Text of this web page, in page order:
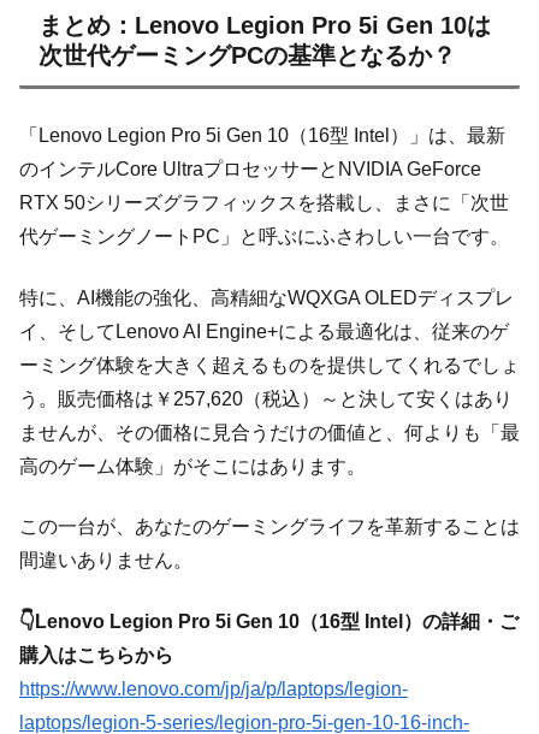
まとめ：Lenovo Legion Pro 5i Gen 10は
次世代ゲーミングPCの基準となるか？
「Lenovo Legion Pro 5i Gen 10（16型 Intel）」は、最新
のインテルCore UltraプロセッサーとNVIDIA GeForce
RTX 50シリーズグラフィックスを搭載し、まさに「次世
代ゲーミングノートPC」と呼ぶにふさわしい一台です。
特に、AI機能の強化、高精細なWQXGA OLEDディスプレ
イ、そしてLenovo AI Engine+による最適化は、従来のゲ
ーミング体験を大きく超えるものを提供してくれるでしょ
う。販売価格は￥257,620（税込）～と決して安くはあり
ませんが、その価格に見合うだけの価値と、何よりも「最
高のゲーム体験」がそこにはあります。
この一台が、あなたのゲーミングライフを革新することは
間違いありません。
👇Lenovo Legion Pro 5i Gen 10（16型 Intel）の詳細・ご
購入はこちらから
https://www.lenovo.com/jp/ja/p/laptops/legion-
laptops/legion-5-series/legion-pro-5i-gen-10-16-inch-